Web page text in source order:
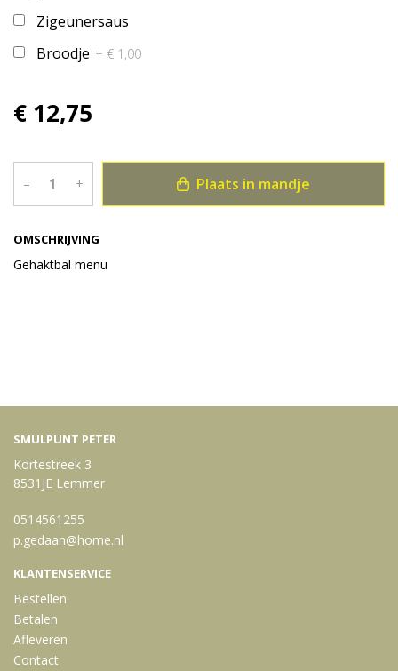
OMSCHRIJVING
Gehaktbal menu
Zigeunersaus
Broodje + € 1,00
€ 12,75
– + Plaats in mandje
SMULPUNT PETER
Kortestreek 3
8531JE Lemmer
0514561255
p.gedaan@home.nl
KLANTENSERVICE
Bestellen
Betalen
Afleveren
Contact